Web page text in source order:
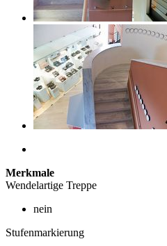
Merkmale
Wendelartige Treppe
nein
Stufenmarkierung